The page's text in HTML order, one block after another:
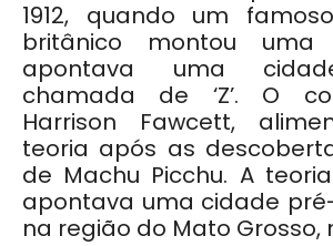
1912, quando um
britânico montou
apontava uma
chamada de ‘Z’. O
Harrison Fawcett,
teoria após as
de Machu Picchu. A
apontava uma cidade
na região do Mato Grosso,